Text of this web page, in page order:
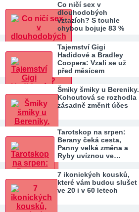
Co ničí sex v
dlouhodobých
vztazích? S touhle
chybou bojuje 83 %
párů. Patříte…
Tajemství Gigi
Hadidové a Bradley
Coopera: Vzali se už
před měsícem
Šmiky šmiky u Bereniky.
Kohoutová se rozhodla
zásadně změnit účes
Tarotskop na srpen:
Berany čeká cesta,
Panny velká změna a
Ryby uvíznou ve…
7 ikonických kousků,
které vám budou slušet
ve 20 i v 60 letech